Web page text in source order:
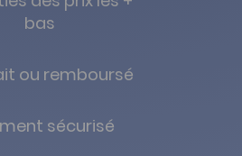
bas
ou remboursé
sécurisé